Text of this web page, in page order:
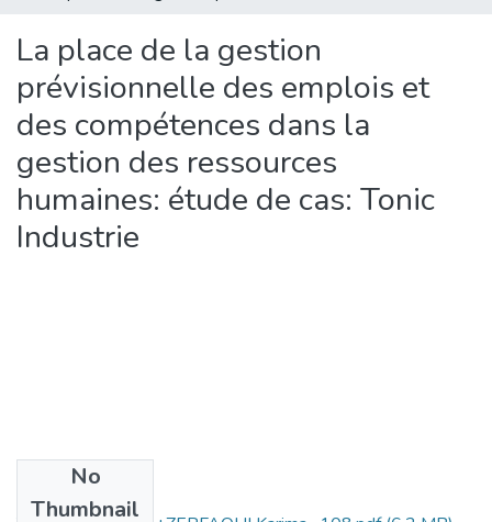
La place de la gestion
prévisionnelle des emplois et
des compétences dans la
gestion des ressources
humaines: étude de cas: Tonic
Industrie
No
Thumbnail